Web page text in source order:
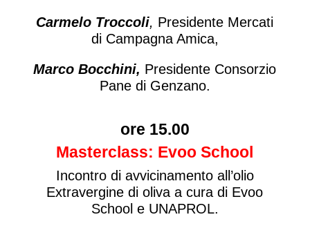
Carmelo Troccoli, Presidente Mercati
di Campagna Amica,
Marco Bocchini, Presidente Consorzio
Pane di Genzano.
ore 15.00
Masterclass: Evoo School
Incontro di avvicinamento all’olio
Extravergine di oliva a cura di Evoo
School e UNAPROL.